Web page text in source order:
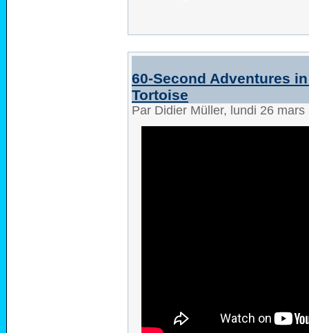
60-Second Adventures
Tortoise
Par Didier Müller, lundi 26